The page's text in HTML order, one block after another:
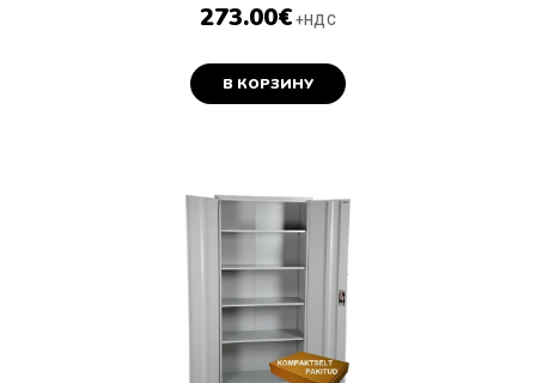
273.00€ +НДС
В КОРЗИНУ